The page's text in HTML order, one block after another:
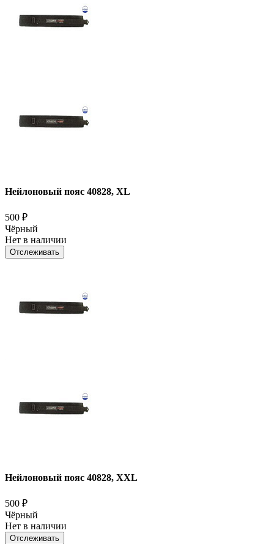
Нейлоновый пояс 40828, XL
500 ₽
Чёрный
Нет в наличии
Отслеживать
Нейлоновый пояс 40828, XXL
500 ₽
Чёрный
Нет в наличии
Отслеживать